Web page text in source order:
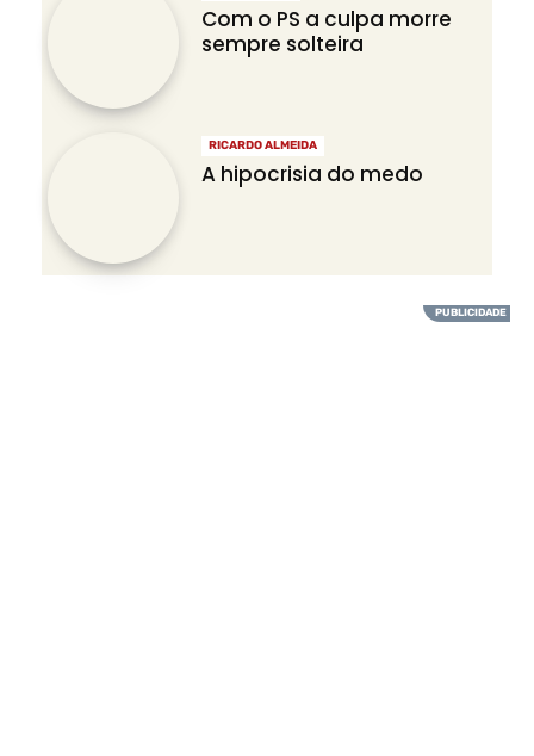
Com o PS a culpa morre
sempre solteira
RICARDO ALMEIDA
A hipocrisia do medo